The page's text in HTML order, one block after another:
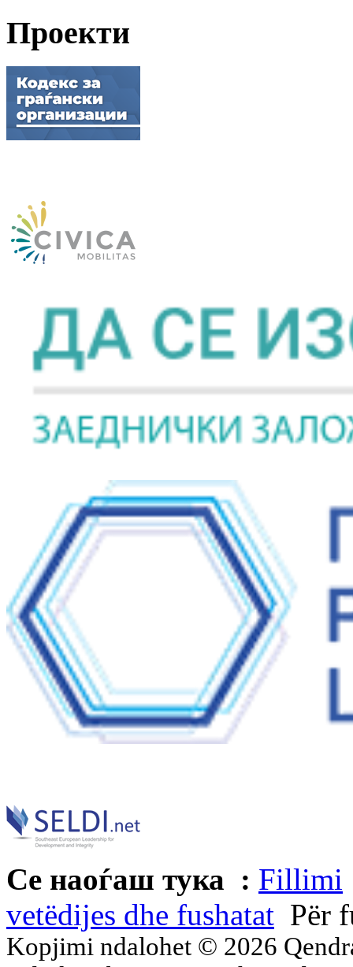
Проекти
Се наоѓаш тука : Fillimi
vetëdijes dhe fushatat Për
Kopjimi ndalohet © 2026